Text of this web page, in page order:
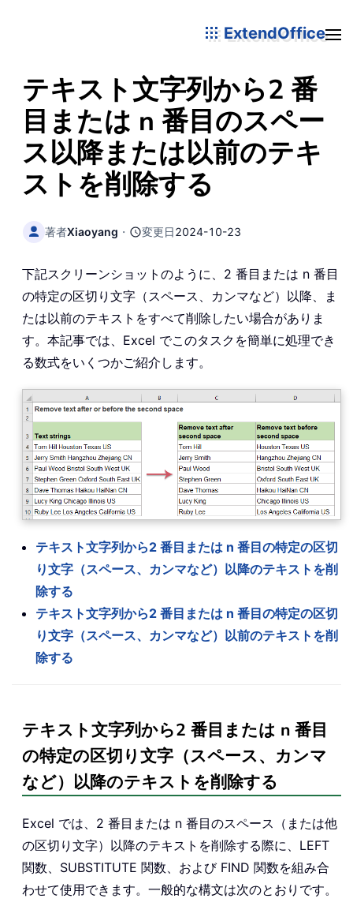
ExtendOffice
テキスト文字列から2 番
目または n 番目のスペー
ス以降または以前のテキ
ストを削除する
著者Xiaoyang ・ 変更日2024-10-23
下記スクリーンショットのように、2 番目または n 番目
の特定の区切り文字（スペース、カンマなど）以降、ま
たは以前のテキストをすべて削除したい場合がありま
す。本記事では、Excel でこのタスクを簡単に処理でき
る数式をいくつかご紹介します。
テキスト文字列から2 番目または n 番目の特定の区切
り文字（スペース、カンマなど）以降のテキストを削
除する
テキスト文字列から2 番目または n 番目の特定の区切
り文字（スペース、カンマなど）以前のテキストを削
除する
テキスト文字列から2 番目または n 番目
の特定の区切り文字（スペース、カンマ
など）以降のテキストを削除する
Excel では、2 番目または n 番目のスペース（または他
の区切り文字）以降のテキストを削除する際に、LEFT
関数、SUBSTITUTE 関数、および FIND 関数を組み合
わせて使用できます。一般的な構文は次のとおりです。